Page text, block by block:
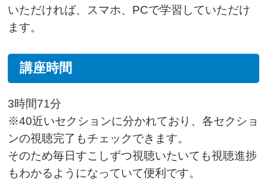
いただければ、スマホ、PCで学習していただけ
ます。
講座時間
3時間71分
※40近いセクションに分かれており、各セクショ
ンの視聴完了もチェックできます。
そのため毎日すこしずつ視聴いたいても視聴進捗
もわかるようになっていて便利です。